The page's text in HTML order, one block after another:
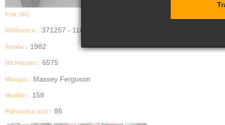
Prix : NC
Référence : 371257 - 11876
Année : 1982
Nb Heures : 6575
Marque : Massey Ferguson
Modèle : 158
Puissance (cv) : 86